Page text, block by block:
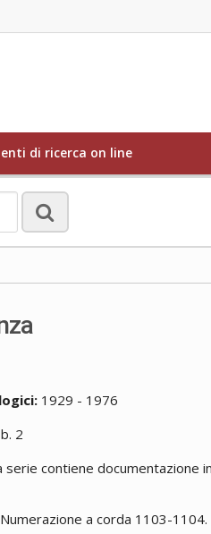
di ricerca on line
1929 - 1976
2
serie contiene documentazione
Numerazione a corda 1103-1104.